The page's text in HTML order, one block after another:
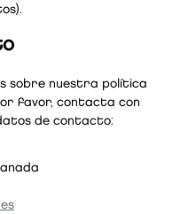
sobre nuestra política
favor, contacta con
de contacto: